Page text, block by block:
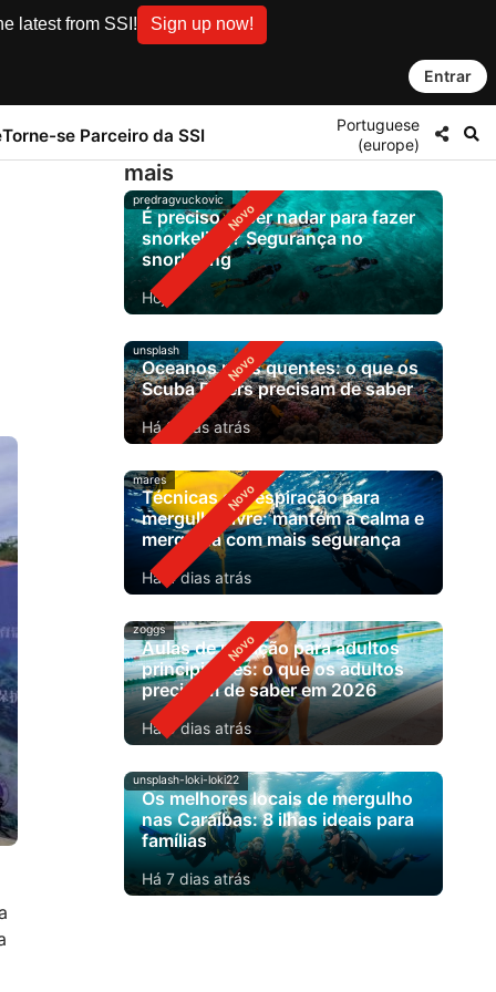
latest from SSI! Sign up now!
Entrar
Torne-se Parceiro da SSI
Portuguese
(europe)
mais
predragvuckovic
É preciso saber nadar para fazer
snorkeling? Segurança no
snorkeling
Hoje
unsplash
Oceanos mais quentes: o que os
Scuba Divers precisam de saber
Há 2 dias atrás
mares
Técnicas de respiração para
mergulho livre: mantém a calma e
mergulha com mais segurança
Há 4 dias atrás
zoggs
Aulas de natação para adultos
principiantes: o que os adultos
precisam de saber em 2026
Há 5 dias atrás
unsplash-loki-loki22
Os melhores locais de mergulho
nas Caraíbas: 8 ilhas ideais para
famílias
Há 7 dias atrás